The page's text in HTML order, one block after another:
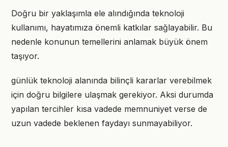
Doğru bir yaklaşımla ele alındığında teknoloji
kullanımı, hayatımıza önemli katkılar sağlayabilir. Bu
nedenle konunun temellerini anlamak büyük önem
taşıyor.
günlük teknoloji alanında bilinçli kararlar verebilmek
için doğru bilgilere ulaşmak gerekiyor. Aksi durumda
yapılan tercihler kısa vadede memnuniyet verse de
uzun vadede beklenen faydayı sunmayabiliyor.